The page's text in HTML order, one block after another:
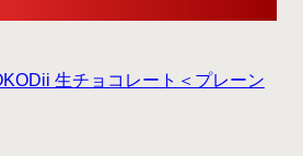
生チョコレート＜プレーン